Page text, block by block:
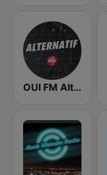
OUI FM Alternatif